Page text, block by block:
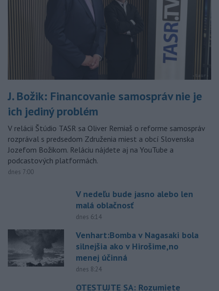
J. Božik: Financovanie samospráv nie je
ich jediný problém
V relácii Štúdio TASR sa Oliver Remiaš o reforme samospráv
rozprával s predsedom Združenia miest a obcí Slovenska
Jozefom Božikom. Reláciu nájdete aj na YouTube a
podcastových platformách.
dnes 7:00
V nedeľu bude jasno alebo len
malá oblačnosť
dnes 6:14
Venhart:Bomba v Nagasaki bola
silnejšia ako v Hirošime,no
menej účinná
dnes 8:24
OTESTUJTE SA: Rozumiete